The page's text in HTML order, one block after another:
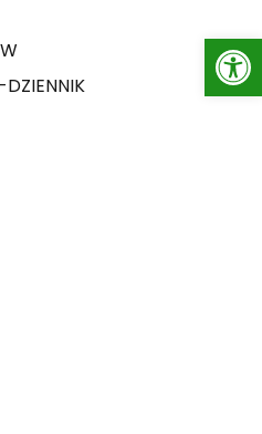
DZIENNIK